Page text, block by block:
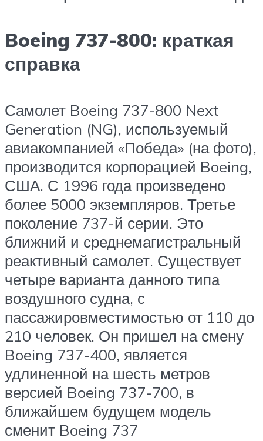
Boeing 737-800: краткая
справка
Самолет Boeing 737-800 Next
Generation (NG), используемый
авиакомпанией «Победа» (на фото),
производится корпорацией Boeing,
США. С 1996 года произведено
более 5000 экземпляров. Третье
поколение 737-й серии. Это
ближний и среднемагистральный
реактивный самолет. Существует
четыре варианта данного типа
воздушного судна, с
пассажировместимостью от 110 до
210 человек. Он пришел на смену
Boeing 737-400, является
удлиненной на шесть метров
версией Boeing 737-700, в
ближайшем будущем модель
сменит Boeing 737